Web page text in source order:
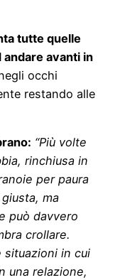
tutte quelle
avanti in
occhi
restando alle
“Più volte
rinchiusa in
per paura
ma
può davvero
crollare.
situazioni in cui
una relazione,